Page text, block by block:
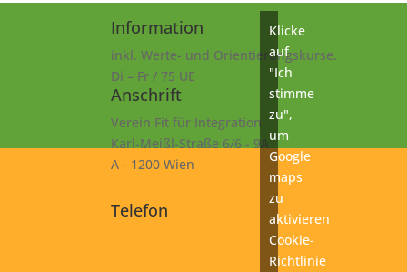
Information
inkl. Werte- und Orientierungskurse.
Di – Fr / 75 UE
Anschrift
Verein Fit für Integration
Karl-Meißl-Straße 6/6 - 9A
A - 1200 Wien
Telefon
Klicke
auf
"Ich
stimme
zu",
um
Google
maps
zu
aktivieren
Cookie-
Richtlinie